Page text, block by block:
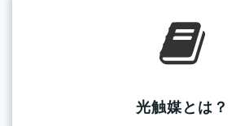
光触媒とは？